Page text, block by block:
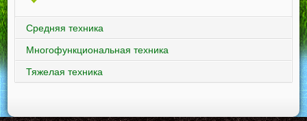
Средняя техника
Многофункциональная техника
Тяжелая техника